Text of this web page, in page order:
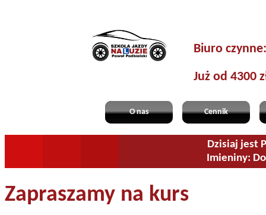
Biuro
Już od 4300
O nas Cennik
Dzisiaj jest
Imieniny:
Zapraszamy na kurs